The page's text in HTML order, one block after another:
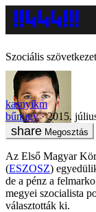
Szociális
kasnyikm
bűnügy
2015.
Megosztás
Az Első Magyar
(ESZOSZ)
de a pénz a
megyei szocialista
választották ki.